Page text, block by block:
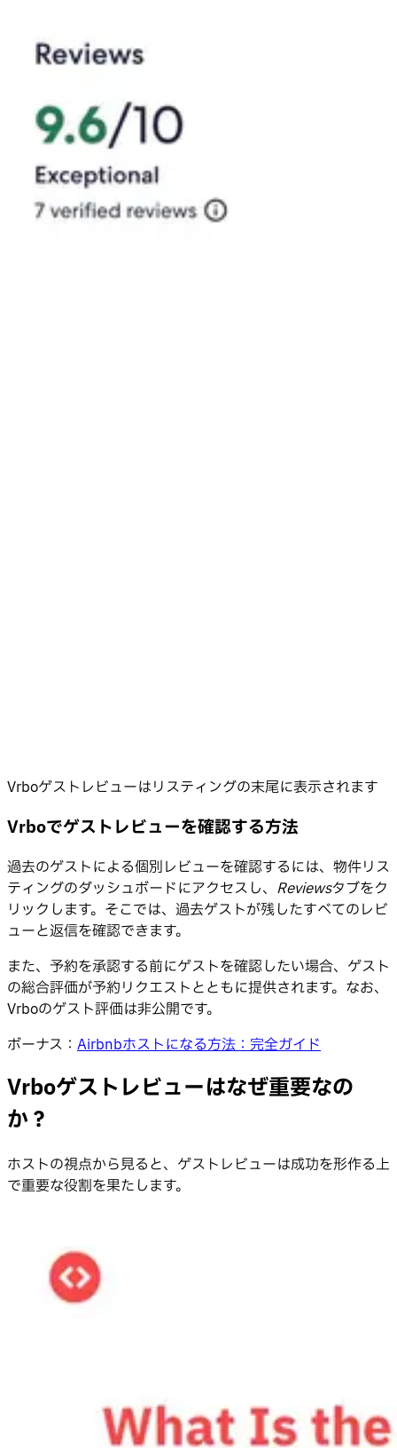
Vrboゲストレビューはリスティングの末尾に表示されます
Vrboでゲストレビューを確認する方法
過去のゲストによる個別レビューを確認するには、物件リス
ティングのダッシュボードにアクセスし、 Reviewsタブをク
リックします。そこでは、過去ゲストが残したすべてのレビ
ューと返信を確認できます。
また、予約を承認する前にゲストを確認したい場合、ゲスト
の総合評価が予約リクエストとともに提供されます。なお、
Vrboのゲスト評価は非公開です。
ボーナス： Airbnbホストになる方法：完全ガイド
Vrboゲストレビューはなぜ重要なの
か？
ホストの視点から見ると、ゲストレビューは成功を形作る上
で重要な役割を果たします。